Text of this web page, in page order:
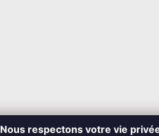
Nous respectons votre vie